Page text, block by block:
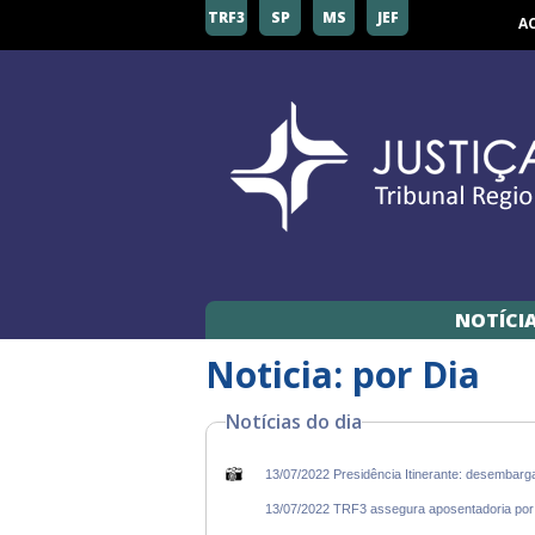
TRF3 SP MS JEF
Noticia: por Dia
Notícias do dia
13/07/2022 Presidência Itinerante:
13/07/2022 TRF3 assegura aposentadoria